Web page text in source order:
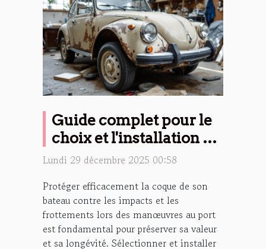
Guide complet pour le
choix et l'installation de
pare-battages
Lundi 29 décembre 2025 00:58
Protéger efficacement la coque de son
bateau contre les impacts et les
frottements lors des manœuvres au port
est fondamental pour préserver sa valeur
et sa longévité. Sélectionner et installer